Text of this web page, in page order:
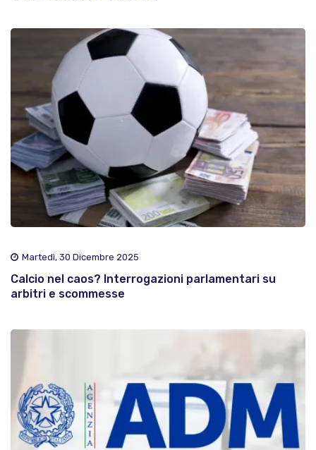
Martedì, 30 Dicembre 2025
Calcio nel caos? Interrogazioni parlamentari su
arbitri e scommesse